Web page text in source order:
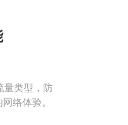
量类型，防
络体验。